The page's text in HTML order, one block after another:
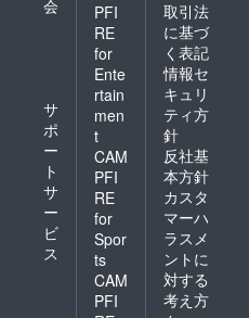
会
サ
ポ
ー
ト
サ
ー
ビ
ス
PFI
RE
for
Ente
rtain
men
t
CAM
PFI
RE
for
Spor
ts
CAM
PFI
取引法
に基づ
く表記
情報セ
キュリ
ティ方
針
反社基
本方針
カスタ
マーハ
ラスメ
ントに
対する
考え方